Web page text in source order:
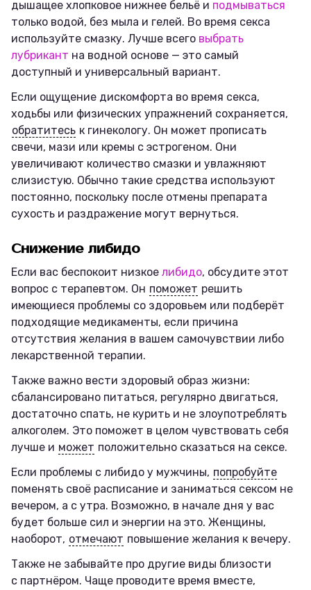
дышащее хлопковое нижнее бельё и подмываться
только водой, без мыла и гелей. Во время секса
используйте смазку. Лучше всего выбрать
лубрикант на водной основе — это самый
доступный и универсальный вариант.
Если ощущение дискомфорта во время секса,
ходьбы или физических упражнений сохраняется,
обратитесь к гинекологу. Он может прописать
свечи, мази или кремы с эстрогеном. Они
увеличивают количество смазки и увлажняют
слизистую. Обычно такие средства используют
постоянно, поскольку после отмены препарата
сухость и раздражение могут вернуться.
Снижение либидо
Если вас беспокоит низкое либидо, обсудите этот
вопрос с терапевтом. Он поможет решить
имеющиеся проблемы со здоровьем или подберёт
подходящие медикаменты, если причина
отсутствия желания в вашем самочувствии либо
лекарственной терапии.
Также важно вести здоровый образ жизни:
сбалансировано питаться, регулярно двигаться,
достаточно спать, не курить и не злоупотреблять
алкоголем. Это поможет в целом чувствовать себя
лучше и может положительно сказаться на сексе.
Если проблемы с либидо у мужчины, попробуйте
поменять своё расписание и заниматься сексом не
вечером, а с утра. Возможно, в начале дня у вас
будет больше сил и энергии на это. Женщины,
наоборот, отмечают повышение желания к вечеру.
Также не забывайте про другие виды близости
с партнёром. Чаще проводите время вместе,